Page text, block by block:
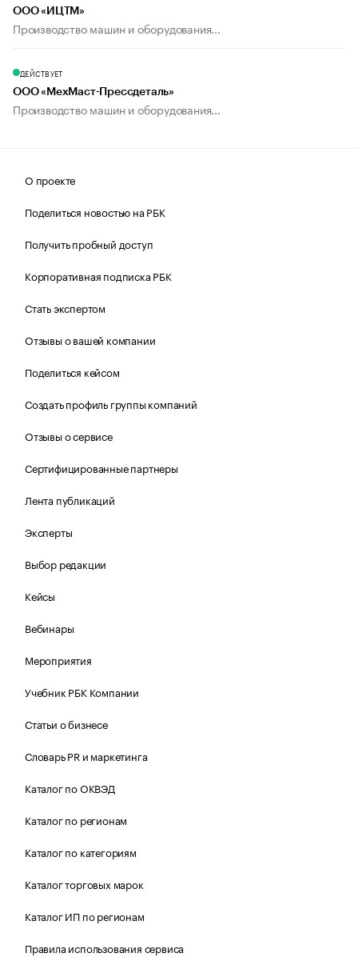
ООО «ИЦТМ»
Производство машин и оборудования...
ДЕЙСТВУЕТ
ООО «МехМаст-Прессдеталь»
Производство машин и оборудования...
О проекте
Поделиться новостью на РБК
Получить пробный доступ
Корпоративная подписка РБК
Стать экспертом
Отзывы о вашей компании
Поделиться кейсом
Создать профиль группы компаний
Отзывы о сервисе
Сертифицированные партнеры
Лента публикаций
Эксперты
Выбор редакции
Кейсы
Вебинары
Мероприятия
Учебник РБК Компании
Статьи о бизнесе
Словарь PR и маркетинга
Каталог по ОКВЭД
Каталог по регионам
Каталог по категориям
Каталог торговых марок
Каталог ИП по регионам
Правила использования сервиса